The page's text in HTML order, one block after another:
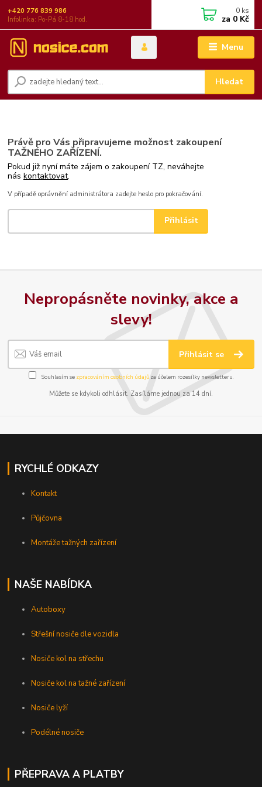
Menu
Hledat
+420 776 839 986
Infolinka: Po-Pá 8-18 hod.
0 ks
za 0 Kč
Právě pro Vás připravujeme možnost zakoupení
TAŽNÉHO ZAŘÍZENÍ.
Pokud již nyní máte zájem o zakoupení TZ, neváhejte
náskontaktovat.
V případě oprávnění administrátora zadejte heslo pro pokračování.
Nepropásněte novinky, akce a
slevy!
Přihlásit se
Souhlasím se zpracováním osobních údajůza účelem rozesílky newsletteru.
Můžete se kdykoli odhlásit. Zasíláme jednou za 14 dní.
RYCHLÉ ODKAZY
Kontakt
Půjčovna
Montáže tažných zařízení
NAŠE NABÍDKA
Autoboxy
Střešní nosiče dle vozidla
Nosiče kol na střechu
Nosiče kol na tažné zařízení
Nosiče lyží
Podélné nosiče
PŘEPRAVA A PLATBY